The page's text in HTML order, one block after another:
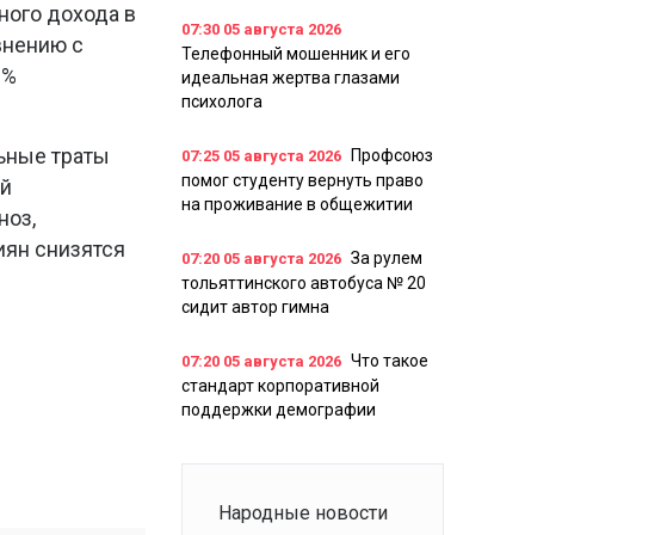
дохода в
с
траты
снизятся
07:30 05 августа 2026
Телефонный мошенник и его
идеальная жертва глазами
психолога
07:25 05 августа 2026
Профсоюз
помог студенту вернуть право
на проживание в общежитии
07:20 05 августа 2026 За рулем
тольяттинского автобуса № 20
сидит автор гимна
07:20 05 августа 2026 Что такое
стандарт корпоративной
поддержки демографии
Народные новости